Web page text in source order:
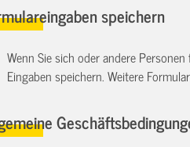
speichern
Wenn Sie sich oder andere
Eingaben speichern. Weitere